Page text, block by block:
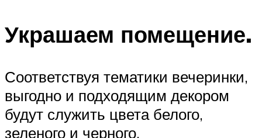
Украшаем помещение.
Соответствуя тематики вечеринки,
выгодно и подходящим декором
будут служить цвета белого,
зеленого и черного.